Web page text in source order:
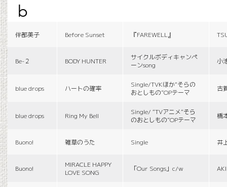
b
伴都美子 Before Sunset 『FAREWELL』
Be-２ BODY HUNTER
サイクルボディキャンペ
ーンsong
小
blue drops ハートの確率
Single/TVKほか“そらの
おとしもの”OPテーマ
古
blue drops Ring My Bell
Single/ “TVアニメ“そら
のおとしもの”OPテーマ
橋
Buono! 雑草のうた Single 井
Buono!
MIRACLE HAPPY
LOVE SONG
「Our Songs」c/w